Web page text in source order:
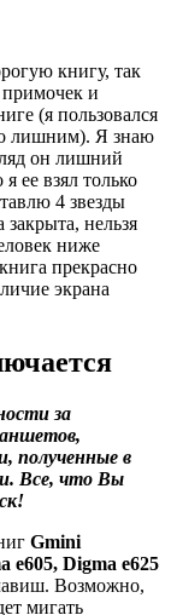
книгу, так
примочек и
(я пользовался
лишним). Я знаю
он лишний
ее взял только
4 звезды
закрыта, нельзя
ниже
прекрасно
экрана
за
полученные в
Все, что Вы
Gmini
e605, Digma e625
Возможно,
мигать